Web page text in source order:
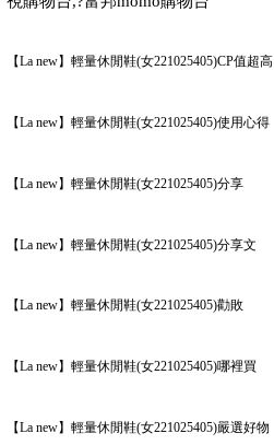
【La new】輕量休閒鞋(女221025405)CP值超高
【La new】輕量休閒鞋(女221025405)使用心得
【La new】輕量休閒鞋(女221025405)分享
【La new】輕量休閒鞋(女221025405)分享文
【La new】輕量休閒鞋(女221025405)勸敗
【La new】輕量休閒鞋(女221025405)哪裡買
【La new】輕量休閒鞋(女221025405)嚴選好物